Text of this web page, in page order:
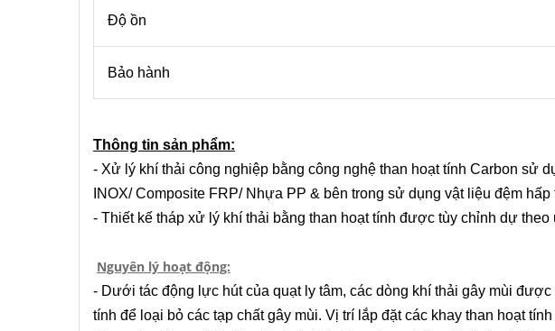
Độ ồn
Bảo hành
Thông tin sản phẩm:
- Xử lý khí thải công nghiệp bằng công nghệ than hoạt tính Carbon sử
INOX/ Composite FRP/ Nhựa PP & bên trong sử dụng vật liệu đệm
- Thiết kế tháp xử lý khí thải bằng than hoạt tính được tùy chỉnh dự
Nguyên lý hoạt động:
- Dưới tác động lực hút của quạt ly tâm, các dòng khí thải gây mùi
tính để loại bỏ các tạp chất gây mùi. Vị trí lắp đặt các khay than hoạt